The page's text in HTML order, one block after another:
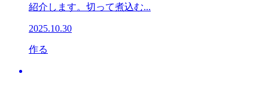
紹介します。切って煮込む...
2025.10.30
作る